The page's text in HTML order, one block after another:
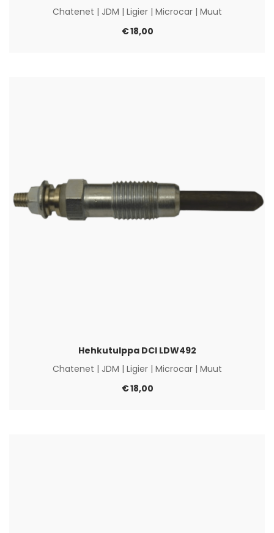
Chatenet | JDM | Ligier| Microcar| Muut
€18,00
Hehkutulppa DCI LDW492
Chatenet | JDM | Ligier| Microcar| Muut
€18,00